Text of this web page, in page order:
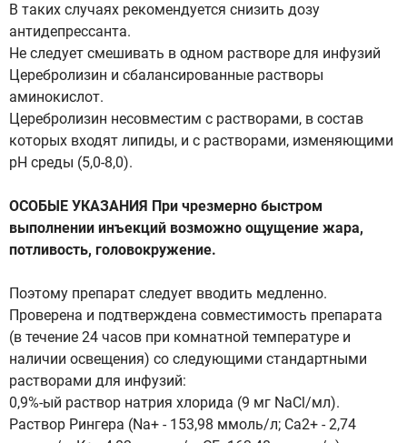
В таких случаях рекомендуется снизить дозу
антидепрессанта.
Не следует смешивать в одном растворе для инфузий
Церебролизин и сбалансированные растворы
аминокислот.
Церебролизин несовместим с растворами, в состав
которых входят липиды, и с растворами, изменяющими
рН среды (5,0-8,0).
ОСОБЫЕ УКАЗАНИЯ При чрезмерно быстром
выполнении инъекций возможно ощущение жара,
потливость, головокружение.
Поэтому препарат следует вводить медленно.
Проверена и подтверждена совместимость препарата
(в течение 24 часов при комнатной температуре и
наличии освещения) со следующими стандартными
растворами для инфузий:
0,9%-ый раствор натрия хлорида (9 мг NaCl/мл).
Раствор Рингера (Na+ - 153,98 ммоль/л; Са2+ - 2,74